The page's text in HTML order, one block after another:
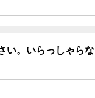
い。いらっしゃらな